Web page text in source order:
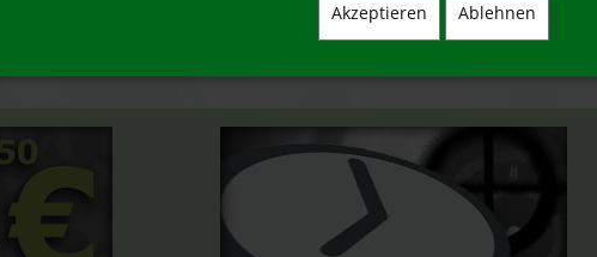
Akzeptieren Ablehnen